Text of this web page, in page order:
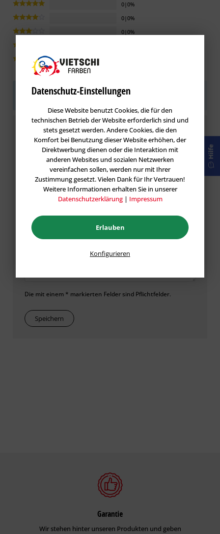
0|0%
0|0%
0|0%
Sei der Erste!Helfen Sie der Community und geben
Sie die erste Bewertung ab.
Bewertung schreiben
Bewertungen werden nach Überprüfung
freigeschaltet.
Die mit einem * markierten Felder sind Pflichtfelder.
Speichern
Garantie
Wir stehen hinter unseren Produkten und geben
Hilfe
Datenschutz-Einstellungen
Diese Website benutzt Cookies, die für den
technischen Betrieb der Website erforderlich sind und
stets gesetzt werden. Andere Cookies, die den
Komfort bei Benutzung dieser Website erhöhen, der
Direktwerbung dienen oder die Interaktion mit
anderen Websites und sozialen Netzwerken
vereinfachen sollen, werden nur mit Ihrer
Zustimmung gesetzt. Vielen Dank für Ihr Vertrauen!
Weitere Informationen erhalten Sie in unserer
Datenschutzerklärung| Impressum
Erlauben
Konfigurieren